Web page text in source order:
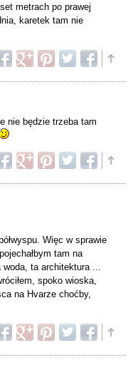
metrach po prawej
karetek tam nie
nie będzie trzeba tam
Więc w sprawie
tam na
ta architektura ...
spoko wioska,
na Hvarze choćby,